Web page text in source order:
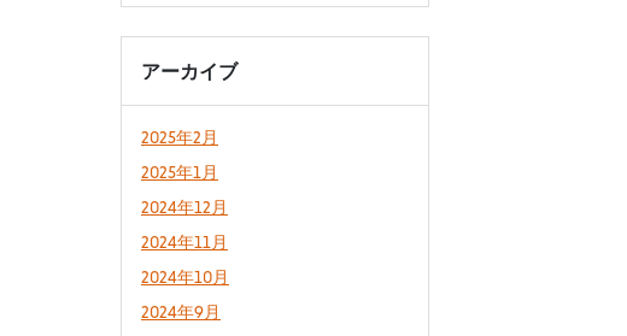
アーカイブ
2025年2月
2025年1月
2024年12月
2024年11月
2024年10月
2024年9月